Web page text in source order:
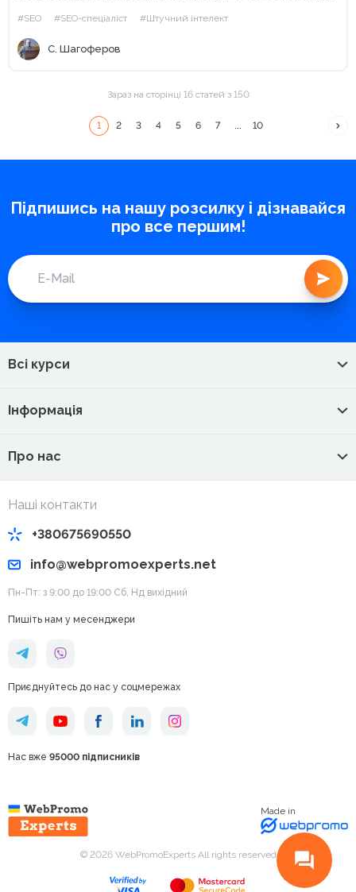
#SEO #SEO-спеціаліст #Штучний інтелект
С. Шагоферов
Зараз на сторінці 16 статей з 150
1 2 3 4 5 6 7 10
Підпишись на нашу розсилку і дізнавайся
про все першим!
Всі курси
Інформація
Про нас
Наші контакти
+380675690550
info@webpromoexperts.net
Пн-Пт: з 9:00 до 19:00 Cб, Нд вихідний
Пишіть нам у месенджери
Приєднуйтесь до нас у соцмережах
Нас вже 95000 підписників
Made in
© 2026 WebPromoExperts All rights reserved